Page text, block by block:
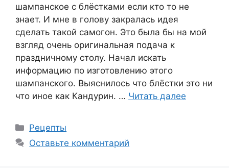
шампанское с блёстками если кто то не
знает. И мне в голову закралась идея
сделать такой самогон. Это была бы на мой
взгляд очень оригинальная подача к
праздничному столу. Начал искать
информацию по изготовлению этого
шампанского. Выяснилось что блёстки это ни
что иное как Кандурин. … Читать далее
Рубрики
Рецепты
Оставьте комментарий